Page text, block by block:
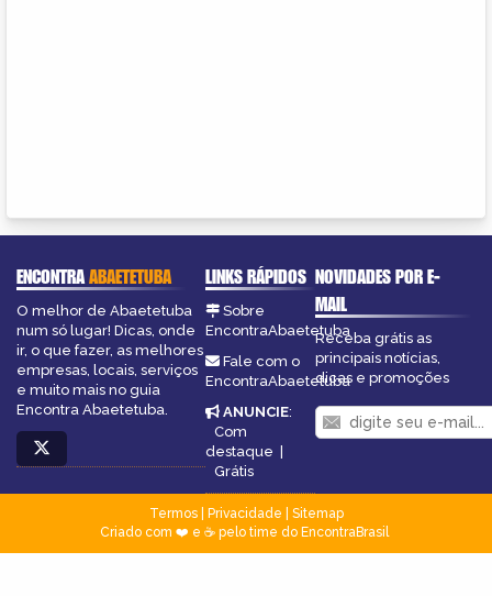
ENCONTRAABAETETUBA
O melhor de Abaetetuba
num só lugar! Dicas, onde
ir, o que fazer, as melhores
empresas, locais, serviços
e muito mais no guia
Encontra Abaetetuba.
LINKS RÁPIDOS
Sobre
EncontraAbaetetuba
Fale com o
EncontraAbaetetuba
ANUNCIE:
Com
destaque |
Grátis
NOVIDADES POR E-
MAIL
Receba grátis as
principais notícias,
dicas e promoções
Termos| Privacidade
Sitemap
Criado com ❤️ e ☕ pelo time do EncontraBrasil